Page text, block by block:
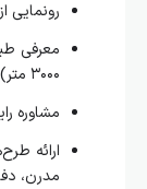
رونمایی از ویلای
مشاوره رایگان
ارائه طرح‌های
مدرن، دفاتر